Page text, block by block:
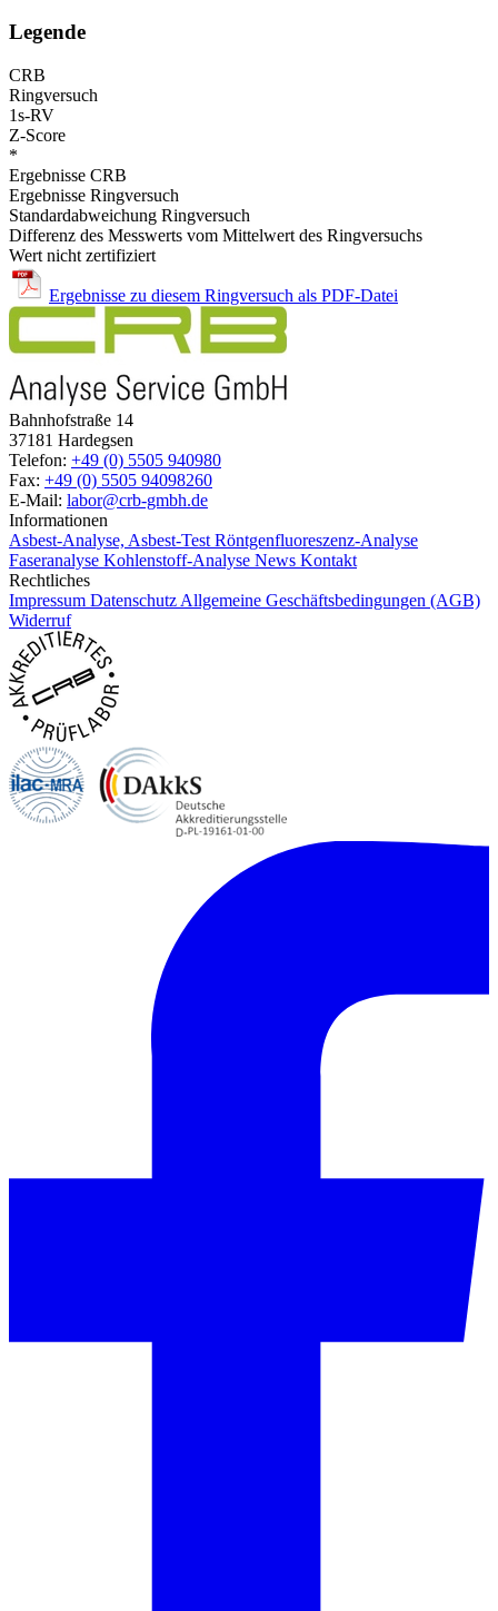
Legende
CRB
Ringversuch
1s-RV
Z-Score
*
Ergebnisse CRB
Ergebnisse Ringversuch
Standardabweichung Ringversuch
Differenz des Messwerts vom Mittelwert des Ringversuchs
Wert nicht zertifiziert
Ergebnisse zu diesem Ringversuch als PDF-Datei
Bahnhofstraße 14
37181 Hardegsen
Telefon: +49 (0) 5505 940980
Fax: +49 (0) 5505 94098260
E-Mail: labor@crb-gmbh.de
Informationen
Asbest-Analyse, Asbest-Test Röntgenfluoreszenz-Analyse
Faseranalyse Kohlenstoff-Analyse News Kontakt
Rechtliches
Impressum Datenschutz Allgemeine Geschäftsbedingungen (AGB)
Widerruf